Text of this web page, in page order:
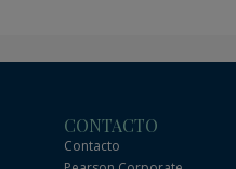
CONTACTO
Contacto